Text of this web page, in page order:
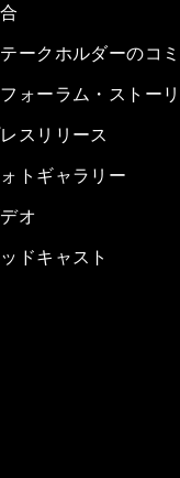
ークホルダーのコ
フォーラム・ストーリ
スリリース
トギャラリー
オ
ドキャスト